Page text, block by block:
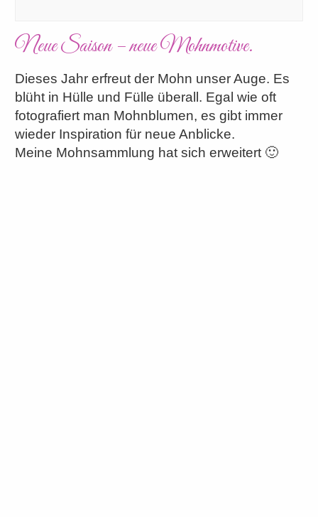
Neue Saison – neue Mohnmotive.
Dieses Jahr erfreut der Mohn unser Auge. Es
blüht in Hülle und Fülle überall. Egal wie oft
fotografiert man Mohnblumen, es gibt immer
wieder Inspiration für neue Anblicke.
Meine Mohnsammlung hat sich erweitert 🙂